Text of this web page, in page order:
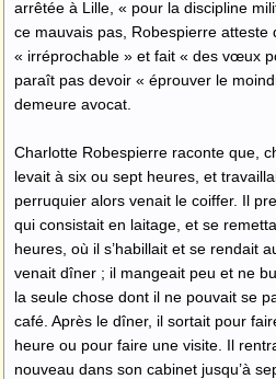
arrêtée à Lille, « pour la discipline
ce mauvais pas, Robespierre atteste
« irréprochable » et fait « des vœux
paraît pas devoir « éprouver le
demeure avocat.
Charlotte Robespierre raconte que,
levait à six ou sept heures, et
perruquier alors venait le coiffer. Il
qui consistait en laitage, et se
heures, où il s’habillait et se rendait
venait dîner ; il mangeait peu et ne
la seule chose dont il ne pouvait se
café. Après le dîner, il sortait pour
heure ou pour faire une visite. Il
nouveau dans son cabinet jusqu’à